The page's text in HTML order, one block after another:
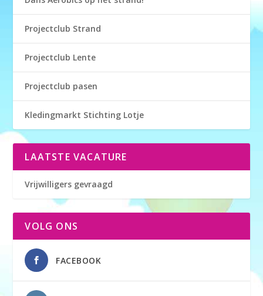
Projectclub Strand
Projectclub Lente
Projectclub pasen
Kledingmarkt Stichting Lotje
LAATSTE VACATURE
Vrijwilligers gevraagd
VOLG ONS
FACEBOOK